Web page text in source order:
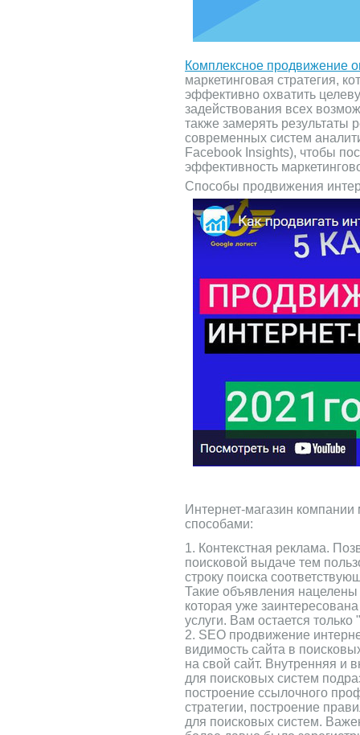
Комплексное продвижение
маркетинговая стратегия,
эффективно охватить
задействования всех
также замерять
современных систем
Facebook Insights), чтобы
эффективность
Способы продвижения
Интернет-магазин
способами:
1. Контекстная реклама.
поисковой выдаче тем
строку поиска
Такие объявления
которая уже
услуги. Вам остается
2. SEO продвижение
видимость сайта в
на свой сайт. Внутренняя и
для поисковых систем
построение ссылочного
стратегии, построение
для поисковых систем.